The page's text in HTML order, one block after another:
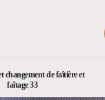
changement de faîtière et
faîtage 33